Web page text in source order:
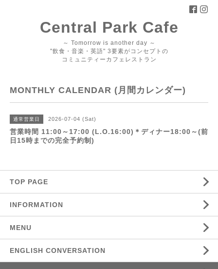
Central Park Cafe
～ Tomorrow is another day ～
"飲食・音楽・英語" 3要素がコンセプトの
コミュニティーカフェレストラン
MONTHLY CALENDAR (月間カレンダー)
通常営業日 2026-07-04 (Sat)
営業時間 11:00～17:00 (L.O.16:00)＊ディナー18:00～(前
日15時までの完全予約制)
TOP PAGE
INFORMATION
MENU
ENGLISH CONVERSATION